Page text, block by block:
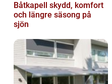
Båtkapell skydd, komfort
och längre säsong på
sjön